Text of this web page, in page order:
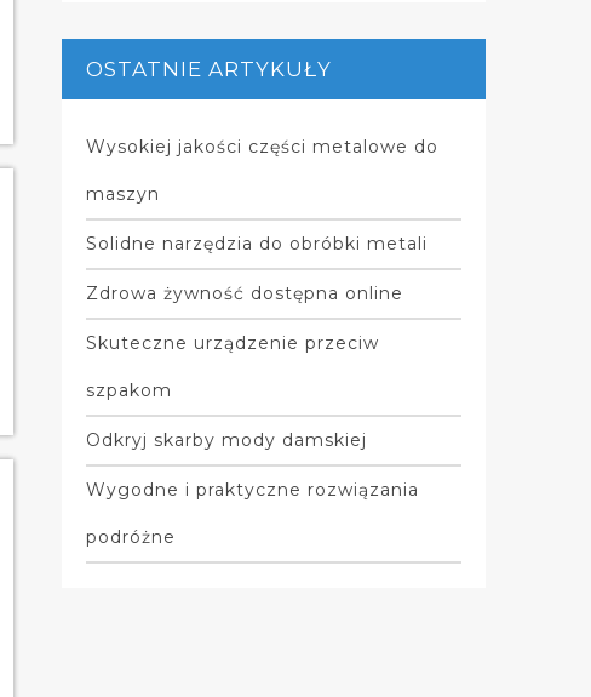
OSTATNIE ARTYKUŁY
Wysokiej jakości części metalowe do
maszyn
Solidne narzędzia do obróbki metali
Zdrowa żywność dostępna online
Skuteczne urządzenie przeciw
szpakom
Odkryj skarby mody damskiej
Wygodne i praktyczne rozwiązania
podróżne